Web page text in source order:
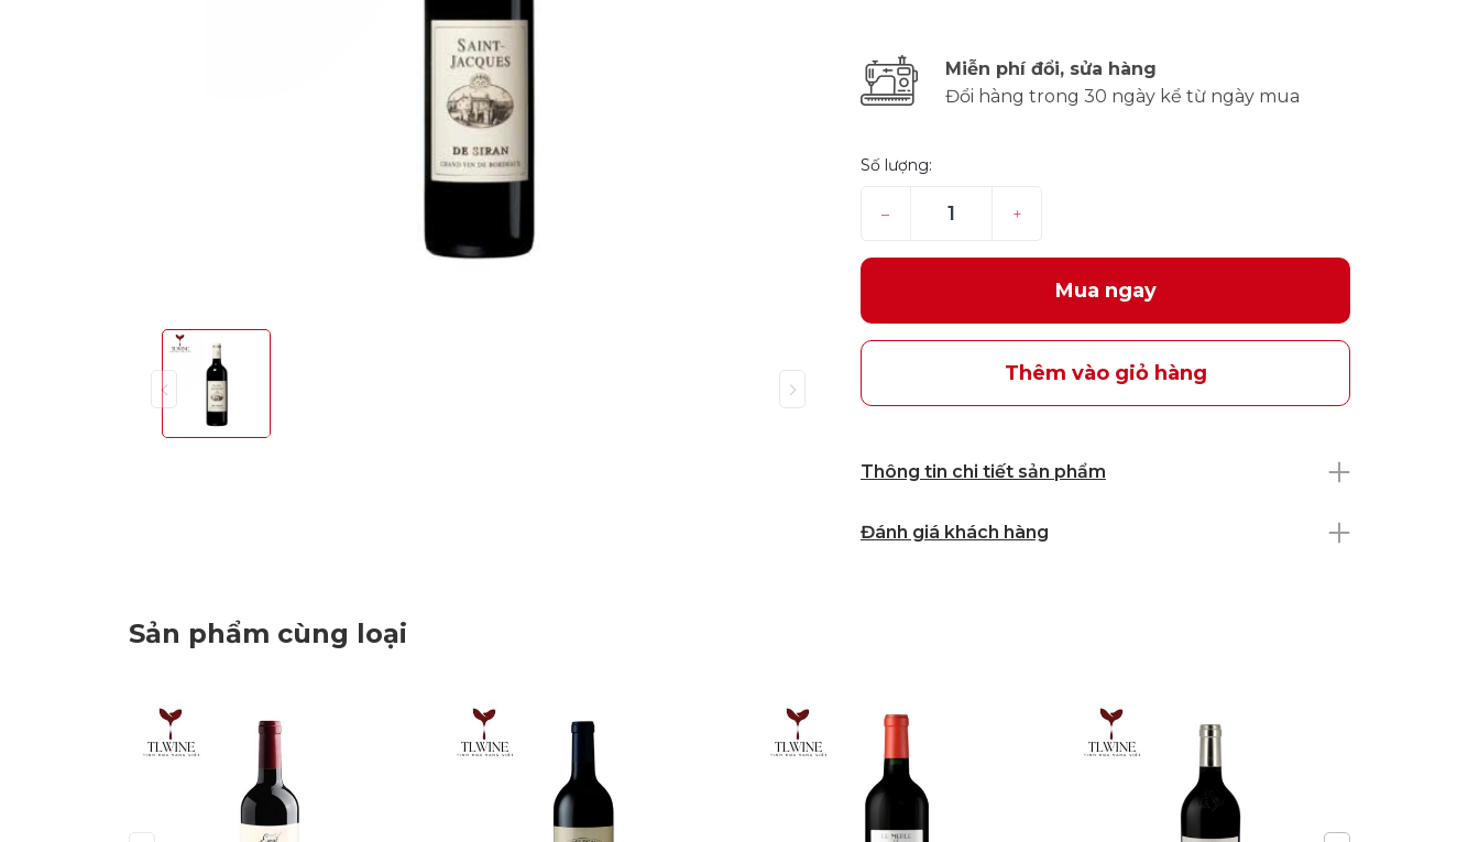
Miễn phí đổi, sửa hàng
Đổi hàng trong 30 ngày kể từ ngày mua
Số lượng:
– +
Mua ngay
Thêm vào giỏ hàng
Thông tin chi tiết sản phẩm
Đánh giá khách hàng
Sản phẩm cùng loại